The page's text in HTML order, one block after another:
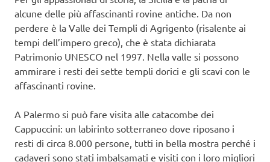
alcune delle più affascinanti rovine antiche. Da non
perdere è la Valle dei Templi di Agrigento (risalente ai
tempi dell’impero greco), che è stata dichiarata
Patrimonio UNESCO nel 1997. Nella valle si possono
ammirare i resti dei sette templi dorici e gli scavi con le
affascinanti rovine.
A Palermo si può fare visita alle catacombe dei
Cappuccini: un labirinto sotterraneo dove riposano i
resti di circa 8.000 persone, tutti in bella mostra perché i
cadaveri sono stati imbalsamati e visiti con i loro migliori